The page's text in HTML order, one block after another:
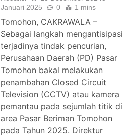
Januari 2025
0 1 mins
Tomohon, CAKRAWALA –
Sebagai langkah mengantisipasi
terjadinya tindak pencurian,
Perusahaan Daerah (PD) Pasar
Tomohon bakal melakukan
penambahan Closed Circuit
Television (CCTV) atau kamera
pemantau pada sejumlah titik di
area Pasar Beriman Tomohon
pada Tahun 2025. Direktur